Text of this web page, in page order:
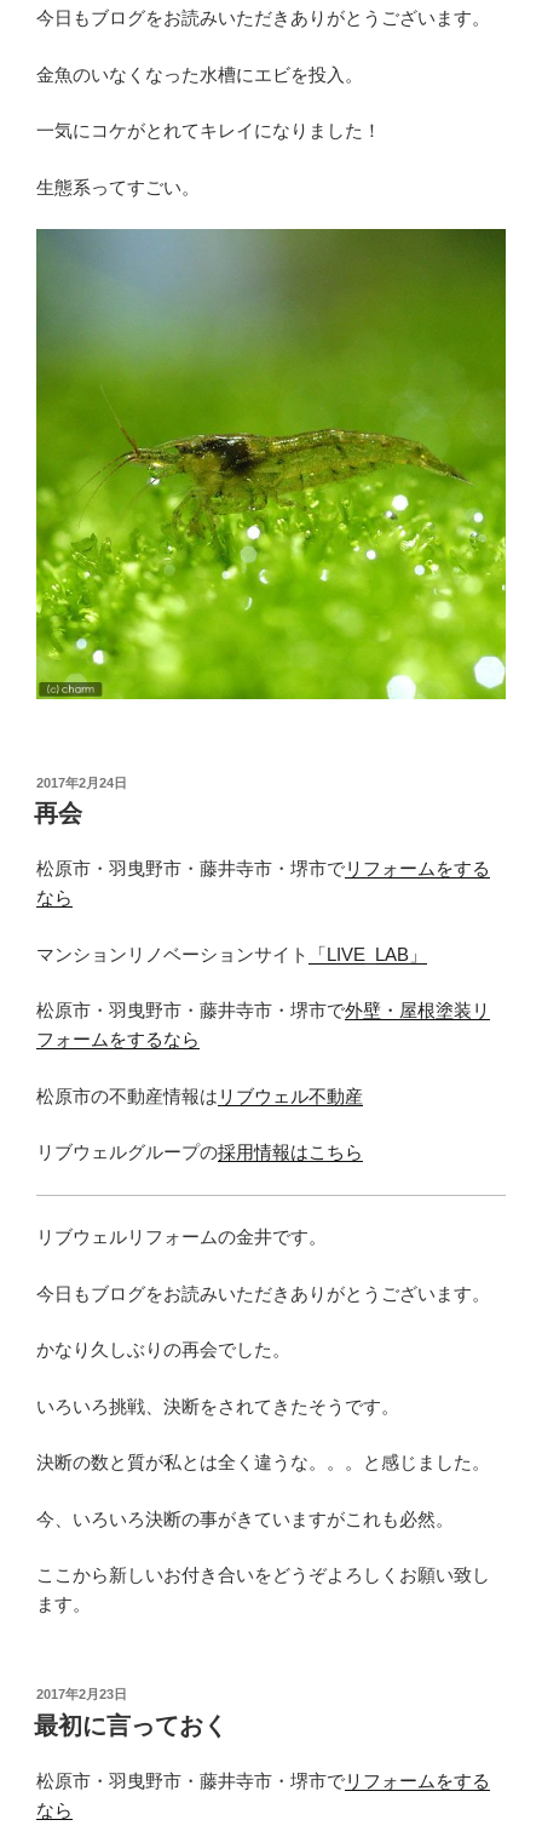
今日もブログをお読みいただきありがとうございます。
金魚のいなくなった水槽にエビを投入。
一気にコケがとれてキレイになりました！
生態系ってすごい。
投
稿
日:
2017年2月24日
再会
松原市・羽曳野市・藤井寺市・堺市でリフォームをする
なら
マンションリノベーションサイト 「LIVE_LAB」
松原市・羽曳野市・藤井寺市・堺市で外壁・屋根塗装リ
フォームをするなら
松原市の不動産情報は リブウェル不動産
リブウェルグループの採用情報はこちら
リブウェルリフォームの金井です。
今日もブログをお読みいただきありがとうございます。
かなり久しぶりの再会でした。
いろいろ挑戦、決断をされてきたそうです。
決断の数と質が私とは全く違うな。。。と感じました。
今、いろいろ決断の事がきていますがこれも必然。
ここから新しいお付き合いをどうぞよろしくお願い致し
ます。
投
稿
日:
2017年2月23日
最初に言っておく
松原市・羽曳野市・藤井寺市・堺市でリフォームをする
なら